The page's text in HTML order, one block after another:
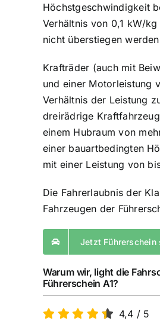
Höchstgeschwindigkeit
Verhältnis von 0,1 kW/
nicht überstiegen werden
Krafträder (auch mit
und einer Motorleistung
Verhältnis der Leistung
dreirädrige
einem Hubraum von
einer bauartbedingten
mit einer Leistung von
Die Fahrerlaubnis der
Fahrzeugen der
Jetzt Führerschein
Warum wir, light die
Führerschein A1?
4,4 / 5